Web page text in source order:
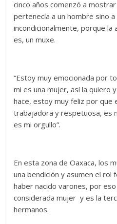
cinco años comenzó a
pertenecía a un hombre sino
incondicionalmente, porque la
es, un muxe.
“Estoy muy emocionada por
mi es una mujer, así la quiero
hace, estoy muy feliz por que
trabajadora y respetuosa, es
es mi orgullo”.
En esta zona de Oaxaca, los
una bendición y asumen el rol
haber nacido varones, por
considerada mujer y es la
hermanos.